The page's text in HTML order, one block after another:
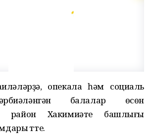
опекала һәм социаль
балалар өсөн
район Хакимиәте башлығы
үтте.